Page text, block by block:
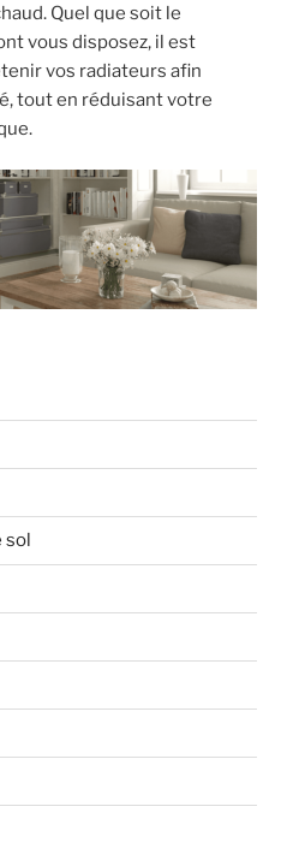
Quel que soit le
vous disposez, il est
vos radiateurs afin
tout en réduisant votre